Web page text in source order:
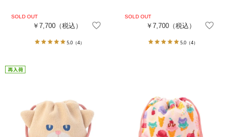
￥7,700 （税込）
5.0 （4）
￥7,700（税込）
5.0（4）